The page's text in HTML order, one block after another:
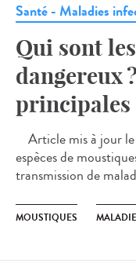
Santé - Maladies
Qui sont
dangereux
principales
Article mis à jour
espèces de
transmission de
MOUSTIQUES